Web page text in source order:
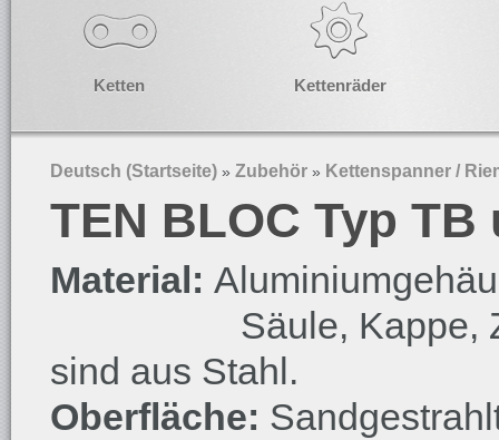
Ketten Kettenräder
Deutsch (Startseite) » Zubehör » Kettenspanner /
TEN BLOC Typ TB
Material:
Säule, Kappe,
sind aus Stahl.
Oberfläche: